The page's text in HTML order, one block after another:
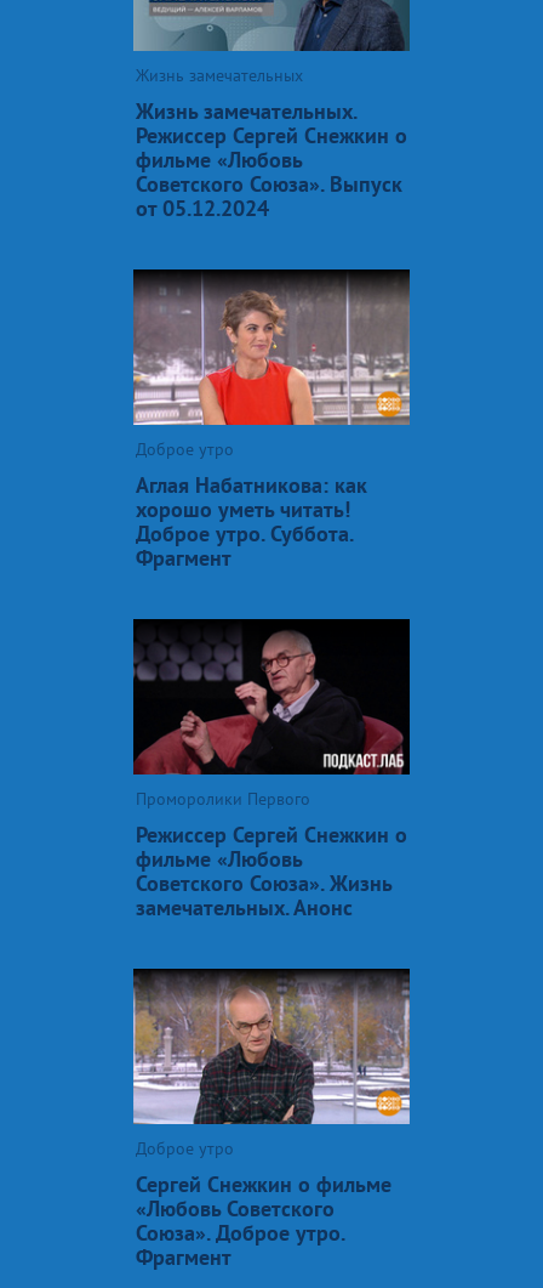
Жизнь замечательных
Жизнь замечательных.
Режиссер Сергей Снежкин о
фильме «Любовь
Советского Союза». Выпуск
от 05.12.2024
Доброе утро
Аглая Набатникова: как
хорошо уметь читать!
Доброе утро. Суббота.
Фрагмент
Проморолики Первого
Режиссер Сергей Снежкин о
фильме «Любовь
Советского Союза». Жизнь
замечательных. Анонс
Доброе утро
Сергей Снежкин о фильме
«Любовь Советского
Союза». Доброе утро.
Фрагмент